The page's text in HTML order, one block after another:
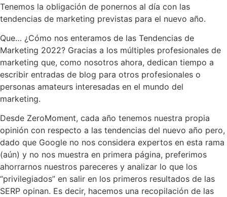
Tenemos la obligación de ponernos al día con las
tendencias de marketing previstas para el nuevo año.
Que… ¿Cómo nos enteramos de las Tendencias de
Marketing 2022? Gracias a los múltiples profesionales de
marketing que, como nosotros ahora, dedican tiempo a
escribir entradas de blog para otros profesionales o
personas amateurs interesadas en el mundo del
marketing.
Desde ZeroMoment, cada año tenemos nuestra propia
opinión con respecto a las tendencias del nuevo año pero,
dado que Google no nos considera expertos en esta rama
(aún) y no nos muestra en primera página, preferimos
ahorrarnos nuestros pareceres y analizar lo que los
“privilegiados” en salir en los primeros resultados de las
SERP opinan. Es decir, hacemos una recopilación de las